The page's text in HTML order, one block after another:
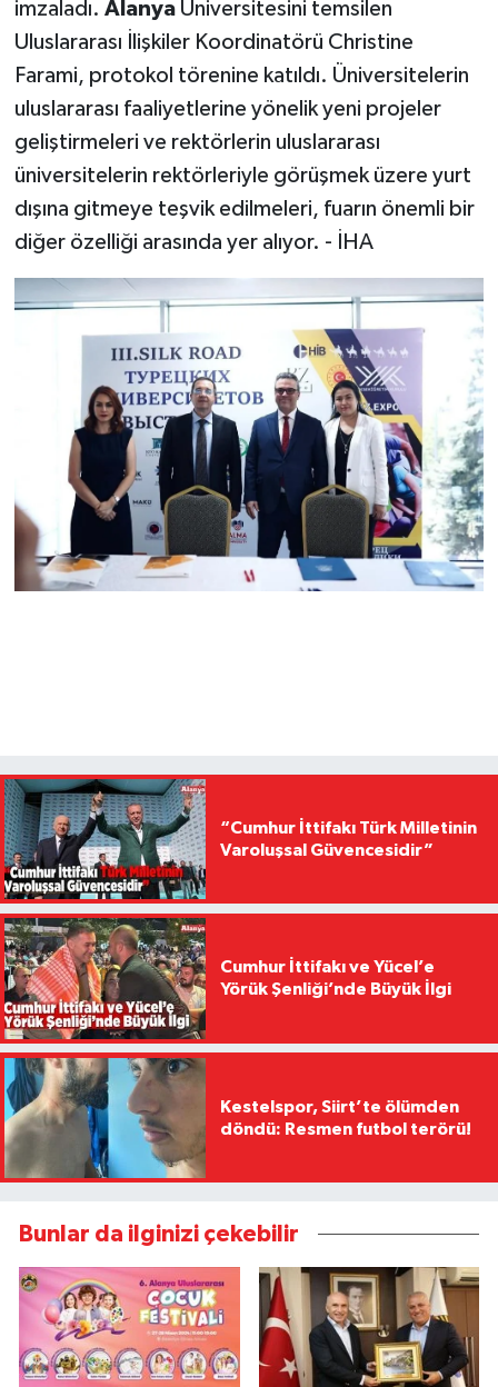
imzaladı. AlanyaÜniversitesini temsilen
Uluslararası İlişkiler Koordinatörü Christine
Farami, protokol törenine katıldı. Üniversitelerin
uluslararası faaliyetlerine yönelik yeni projeler
geliştirmeleri ve rektörlerin uluslararası
üniversitelerin rektörleriyle görüşmek üzere yurt
dışına gitmeye teşvik edilmeleri, fuarın önemli bir
diğer özelliği arasında yer alıyor. - İHA
“Cumhur İttifakı Türk Milletinin
Varoluşsal Güvencesidir”
Cumhur İttifakı ve Yücel’e
Yörük Şenliği’nde Büyük İlgi
Kestelspor, Siirt’te ölümden
döndü: Resmen futbol terörü!
Bunlar da ilginizi çekebilir